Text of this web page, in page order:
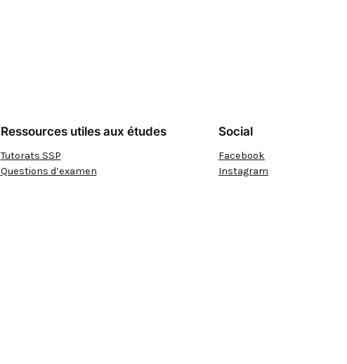
Ressources utiles aux études
Tutorats SSP
Questions d’examen
Social
Facebook
Instagram